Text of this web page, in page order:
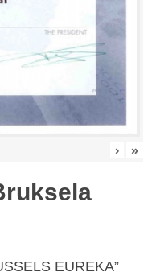
› »
EUREKA”